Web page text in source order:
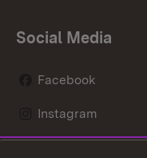
Social Media
Facebook
Instagram